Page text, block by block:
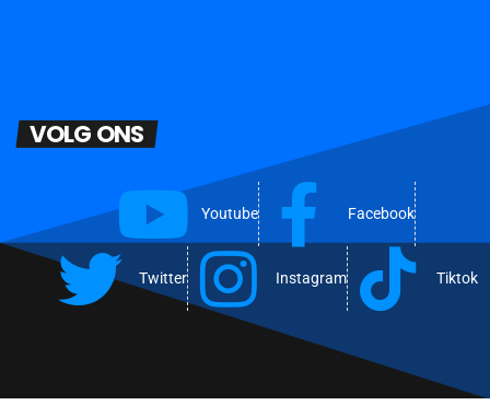
VOLG ONS
Youtube Facebook
Twitter Instagram Tiktok